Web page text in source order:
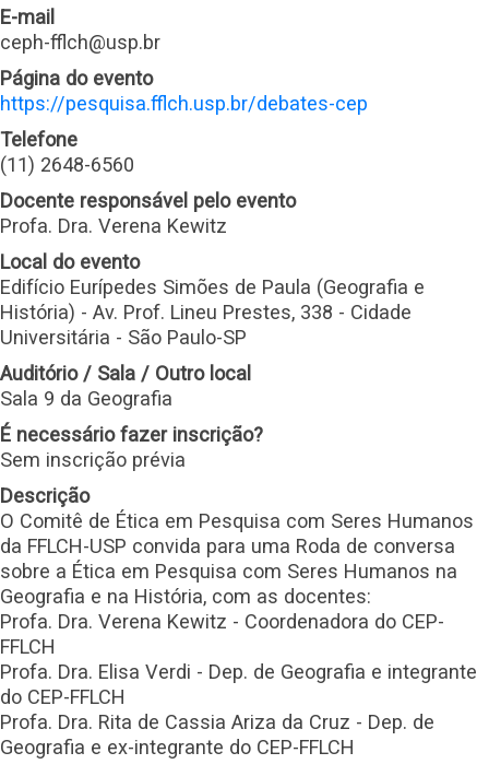
E-mail
ceph-fflch@usp.br
Página do evento
https://pesquisa.fflch.usp.br/debates-cep
Telefone
(11) 2648-6560
Docente responsável pelo evento
Profa. Dra. Verena Kewitz
Local do evento
Edifício Eurípedes Simões de Paula (Geografia e
História) - Av. Prof. Lineu Prestes, 338 - Cidade
Universitária - São Paulo-SP
Auditório / Sala / Outro local
Sala 9 da Geografia
É necessário fazer inscrição?
Sem inscrição prévia
Descrição
O Comitê de Ética em Pesquisa com Seres Humanos
da FFLCH-USP convida para uma Roda de conversa
sobre a Ética em Pesquisa com Seres Humanos na
Geografia e na História, com as docentes:
Profa. Dra. Verena Kewitz - Coordenadora do CEP-
FFLCH
Profa. Dra. Elisa Verdi - Dep. de Geografia e integrante
do CEP-FFLCH
Profa. Dra. Rita de Cassia Ariza da Cruz - Dep. de
Geografia e ex-integrante do CEP-FFLCH